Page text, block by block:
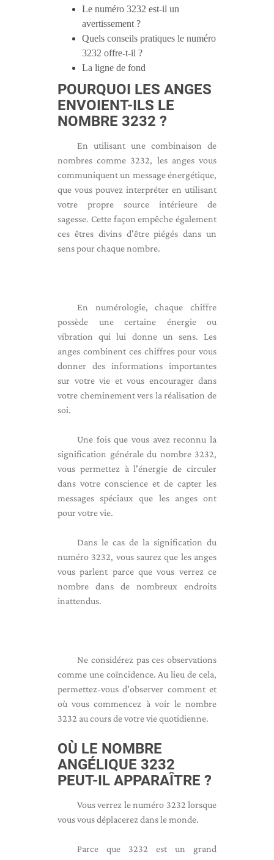
Le numéro 3232 est-il un
avertissement ?
Quels conseils pratiques le numéro
3232 offre-t-il ?
La ligne de fond
POURQUOI LES ANGES
ENVOIENT-ILS LE
NOMBRE 3232 ?
En utilisant une combinaison de
nombres comme 3232, les anges vous
communiquent un message énergétique,
que vous pouvez interpréter en utilisant
votre propre source intérieure de
sagesse. Cette façon empêche également
ces êtres divins d'être piégés dans un
sens pour chaque nombre.
En numérologie, chaque chiffre
possède une certaine énergie ou
vibration qui lui donne un sens. Les
anges combinent ces chiffres pour vous
donner des informations importantes
sur votre vie et vous encourager dans
votre cheminement vers la réalisation de
soi.
Une fois que vous avez reconnu la
signification générale du nombre 3232,
vous permettez à l'énergie de circuler
dans votre conscience et de capter les
messages spéciaux que les anges ont
pour votre vie.
Dans le cas de la signification du
numéro 3232, vous saurez que les anges
vous parlent parce que vous verrez ce
nombre dans de nombreux endroits
inattendus.
Ne considérez pas ces observations
comme une coïncidence. Au lieu de cela,
permettez-vous d'observer comment et
où vous commencez à voir le nombre
3232 au cours de votre vie quotidienne.
OÙ LE NOMBRE
ANGÉLIQUE 3232
PEUT-IL APPARAÎTRE ?
Vous verrez le numéro 3232 lorsque
vous vous déplacerez dans le monde.
Parce que 3232 est un grand